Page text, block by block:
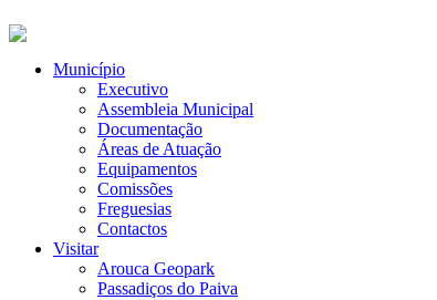
Município
Executivo
Assembleia Municipal
Documentação
Áreas de Atuação
Equipamentos
Comissões
Freguesias
Contactos
Visitar
Arouca Geopark
Passadiços do Paiva